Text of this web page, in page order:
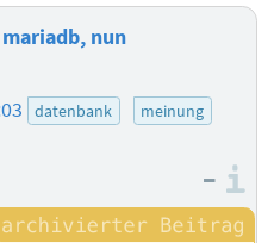
nun
datenbank
meinung
–